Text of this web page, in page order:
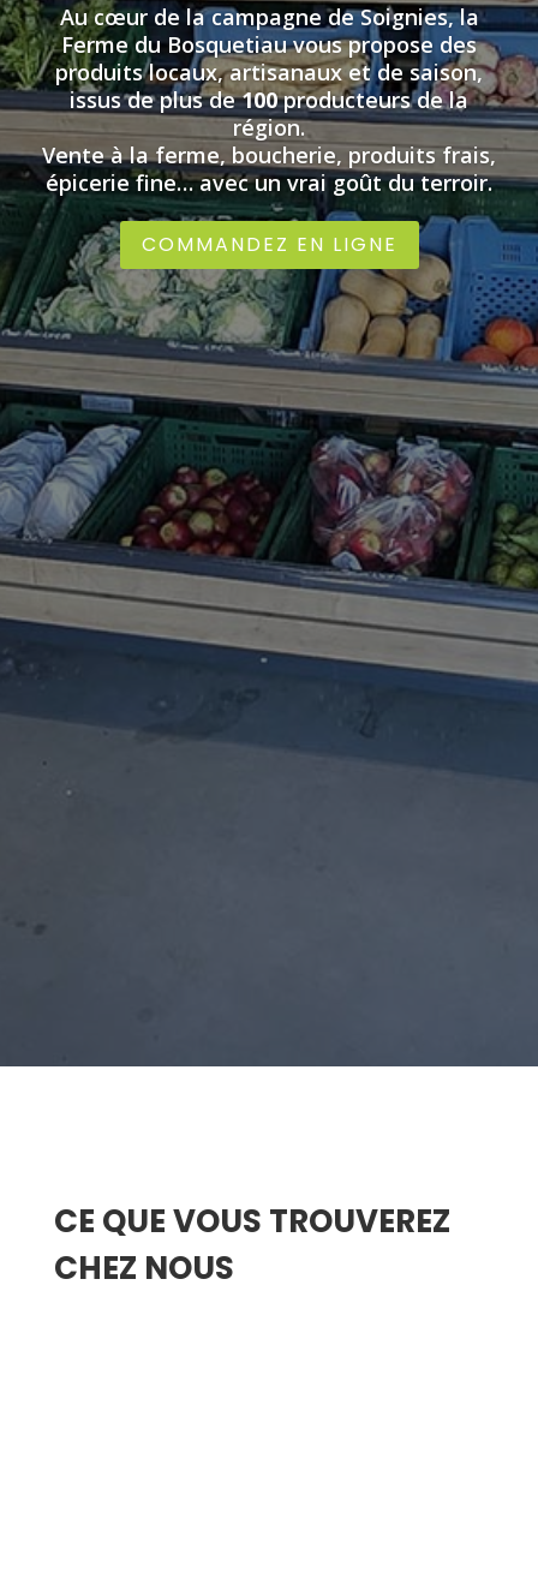
Au cœur de la campagne de Soignies, la
Ferme du Bosquetiau vous propose des
produits locaux, artisanaux et de saison,
issus de plus de100producteurs de la
région.
Vente à la ferme, boucherie, produits frais,
épicerie fine… avec un vrai goût du terroir.
COMMANDEZ EN LIGNE
CE QUE VOUS TROUVEREZ
CHEZ NOUS